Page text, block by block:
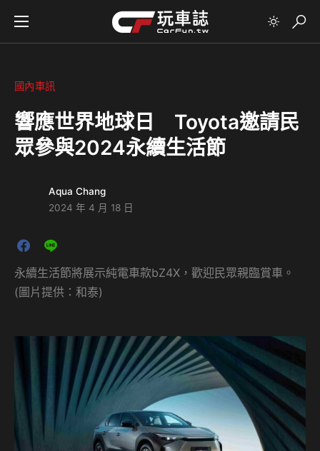
國內車訊
響應世界地球日 Toyota邀請民
眾參與2024永續生活節
Aqua Chang
2024 年 4 月 18 日
永續生活節將展示純電車款bZ4X，歡迎民眾親臨賞車。
(圖片提供：和泰)